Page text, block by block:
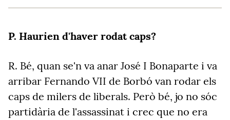
P. Haurien d'haver rodat caps?
R. Bé, quan se'n va anar José I Bonaparte i va
arribar Fernando VII de Borbó van rodar els
caps de milers de liberals. Però bé, jo no sóc
partidària de l'assassinat i crec que no era